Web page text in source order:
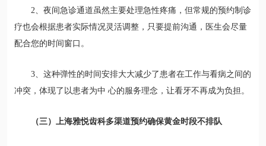
2、夜间急诊通道虽然主要处理急性疼痛，但常规的预约制诊
疗也会根据患者实际情况灵活调整，只要提前沟通，医生会尽量
配合您的时间窗口。
3、这种弹性的时间安排大大减少了患者在工作与看病之间的
冲突，体现了以患者为中 心的服务理念，让看牙不再成为负担。
（三）上海雅悦齿科多渠道预约确保黄金时段不排队